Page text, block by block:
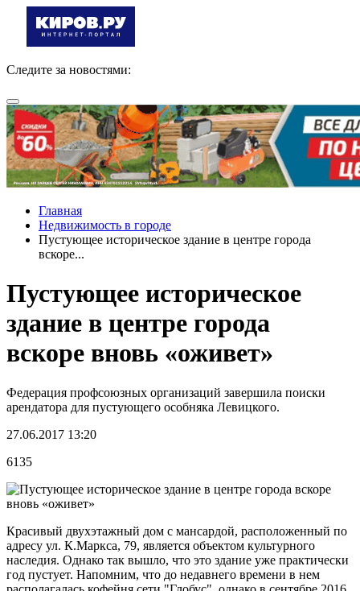
Следите за новостями:
Главная
Недвижимость в городе
Пустующее историческое здание в центре города
вскоре...
Пустующее историческое
здание в центре города
вскоре вновь «оживет»
Федерация профсоюзных организаций завершила поиски
арендатора для пустующего особняка Левицкого.
27.06.2017 13:20
6135
Красивый двухэтажный дом с мансардой, расположенный по
адресу ул. К.Маркса, 79, является объектом культурного
наследия. Однако так вышло, что это здание уже практически
год пустует. Напомним, что до недавнего времени в нем